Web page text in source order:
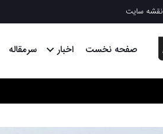
نقشه سایت
صفحه نخست اخبار سرمقاله